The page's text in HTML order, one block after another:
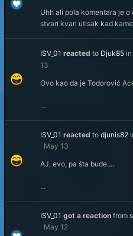
Uhh ali pola komentara je
stvari kvari utisak kad
ISV_01 reacted to Djuk85 in
13
Ovo kao da je Todorović
...
ISV_01 reacted to djunis82
May 13
AJ, evo, pa šta bude....
...
ISV_01 got a reaction from
May 12